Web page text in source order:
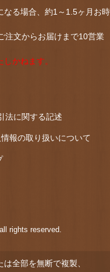
る場合、約1～1.5ヶ月お時
注文からお届けまで10営業
かねます。
法に関する記述
報の取り扱いについて
rights reserved.
全部を無断で複製、